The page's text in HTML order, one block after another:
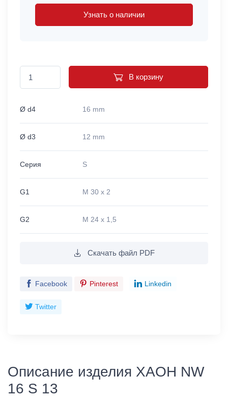
Узнать о наличии
В корзину
Ø d4 16 mm
Ø d3 12 mm
Серия S
G1 M 30 x 2
G2 M 24 x 1,5
Скачать файл PDF
Facebook Pinterest Linkedin
Twitter
Описание изделия XAOH NW
16 S 13